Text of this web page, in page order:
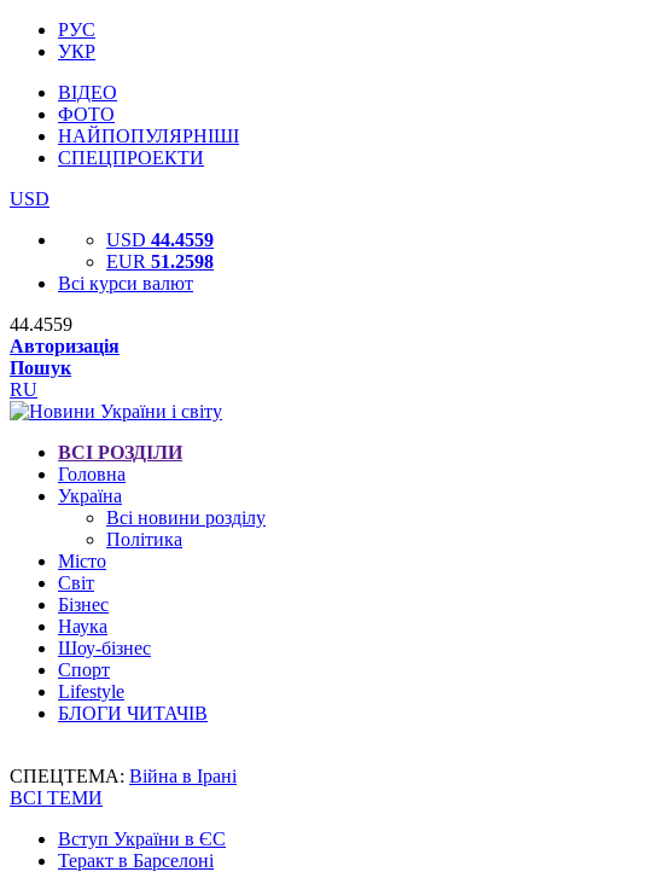
РУС
УКР
ВІДЕО
ФОТО
НАЙПОПУЛЯРНІШІ
СПЕЦПРОЕКТИ
USD
USD 44.4559
EUR 51.2598
Всі курси валют
44.4559
Авторизація
Пошук
RU
ВСІ РОЗДІЛИ
Головна
Україна
Всі новини розділу
Політика
Місто
Світ
Бізнес
Наука
Шоу-бізнес
Спорт
Lifestyle
БЛОГИ ЧИТАЧІВ
СПЕЦТЕМА: Війна в Ірані
ВСІ ТЕМИ
Вступ України в ЄС
Теракт в Барселоні